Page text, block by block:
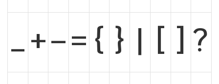
_ +-= { }
?